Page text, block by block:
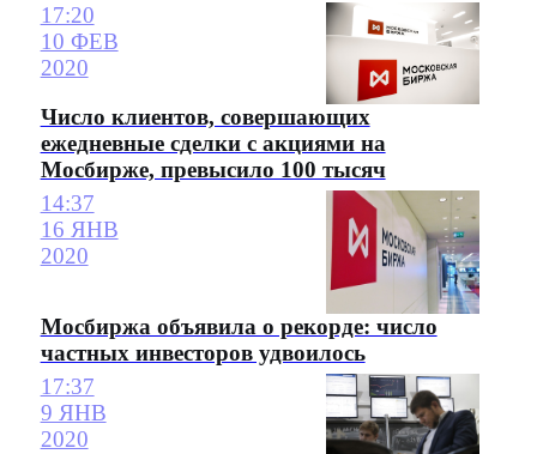
17:20
10 ФЕВ
2020
Число клиентов, совершающих
ежедневные сделки с акциями на
Мосбирже, превысило 100 тысяч
14:37
16 ЯНВ
2020
Мосбиржа объявила о рекорде: число
частных инвесторов удвоилось
17:37
9 ЯНВ
2020